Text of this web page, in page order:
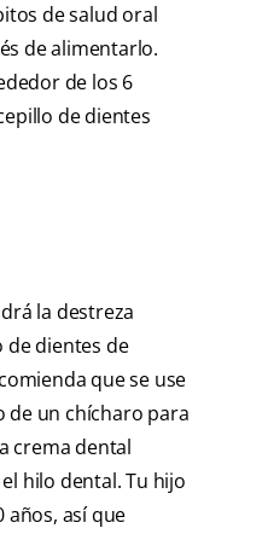
de salud oral
de alimentarlo.
de los 6
de dientes
la destreza
de dientes de
que se use
de un chícharo para
crema dental
hilo dental. Tu hijo
así que